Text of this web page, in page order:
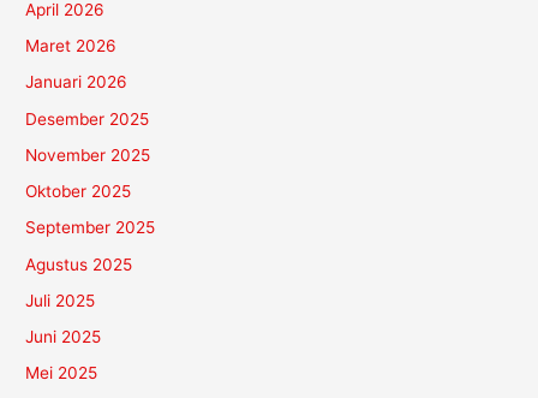
April 2026
Maret 2026
Januari 2026
Desember 2025
November 2025
Oktober 2025
September 2025
Agustus 2025
Juli 2025
Juni 2025
Mei 2025